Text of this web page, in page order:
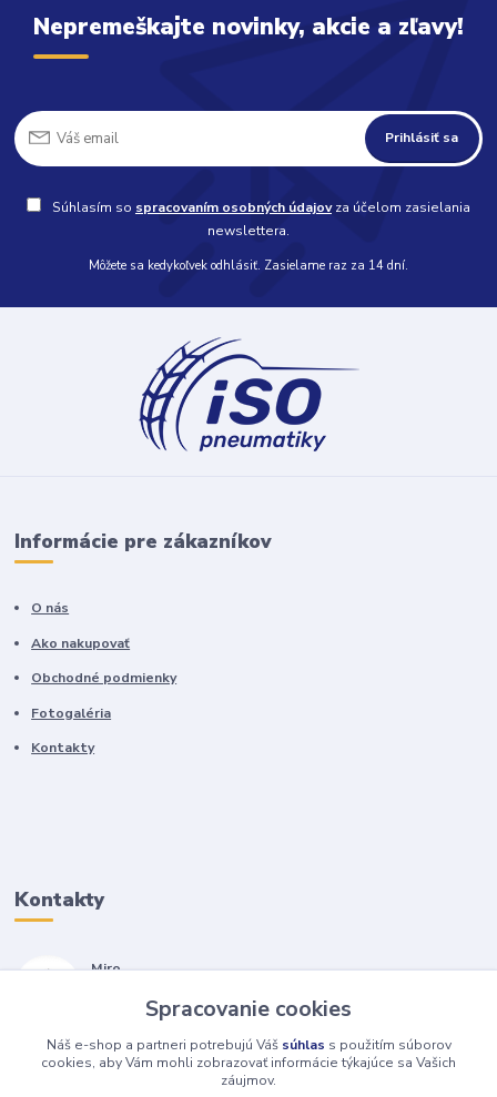
Nepremeškajte novinky, akcie a zľavy!
Prihlásiť sa
Súhlasím so spracovaním osobných údajovza účelom zasielania
newslettera.
Môžete sa kedykoľvek odhlásiť. Zasielame raz za 14 dní.
Informácie pre zákazníkov
O nás
Ako nakupovať
Obchodné podmienky
Fotogaléria
Kontakty
Kontakty
Miro
(Po-Pia, 7-17 hod.)
isopneumatiky@isopneumatiky.sk
Spracovanie cookies
Náš e-shop a partneri potrebujú Váš súhlas s použitím súborov
cookies, aby Vám mohli zobrazovať informácie týkajúce sa Vašich
záujmov.